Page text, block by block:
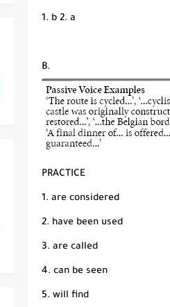
1. b 2. a
B.
PRACTICE
1. are considered
2. have been used
3. are called
4. can be seen
5. will find